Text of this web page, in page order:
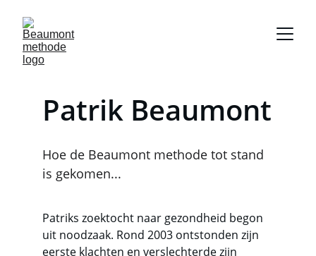
Patrik Beaumont
Hoe de Beaumont methode tot stand
is gekomen...
Patriks zoektocht naar gezondheid begon
uit noodzaak. Rond 2003 ontstonden zijn
eerste klachten en verslechterde zijn